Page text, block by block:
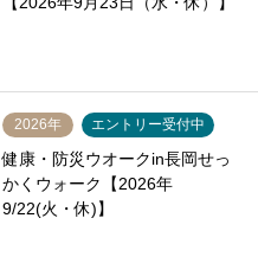
2026年 エントリー受付中
健康・防災ウオークin長岡せっ
かくウォーク【2026年
9/22(火・休)】